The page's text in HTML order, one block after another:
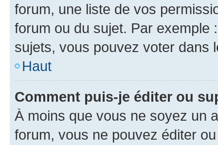
forum, une liste de vos
forum ou du sujet. Par exemple
sujets, vous pouvez voter dans
Haut
Comment puis-je éditer ou
À moins que vous ne soyez un
forum, vous ne pouvez éditer